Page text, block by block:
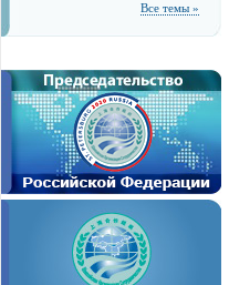
Все темы »